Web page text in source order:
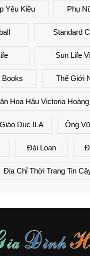
Yêu Kiều Phụ
Standard
Sun Life
Books Thế Giới
Hoa Hậu Victoria
Dục ILA Ông
Đài Loan
Địa Chỉ Thời Trang Tin